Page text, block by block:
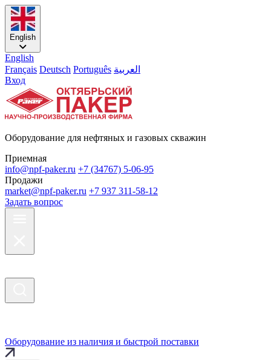
English
English
Français Deutsch Português العربية
Вход
Оборудование для нефтяных и газовых скважин
Приемная
info@npf-paker.ru +7 (34767) 5-06-95
Продажи
market@npf-paker.ru +7 937 311-58-12
Задать вопрос
Оборудование из наличия и быстрой поставки